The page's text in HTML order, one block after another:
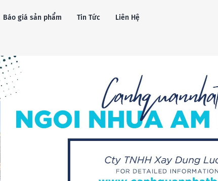
Báo giá sản phẩm Tin Tức Liên Hệ